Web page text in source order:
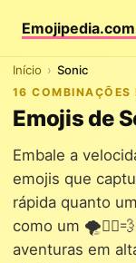
Início Sonic
16 COMBINAÇÕES
Emojis de
Embale a
emojis que
rápida quanto
como um
aventuras em